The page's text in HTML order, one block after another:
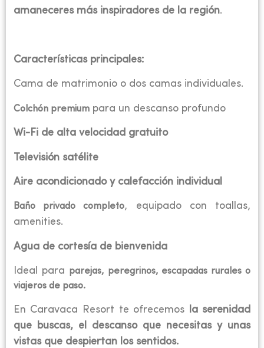
amaneceres más inspiradores de la región.
Características principales:
Cama de matrimonio o dos camas individuales.
Colchón premiumpara un descanso profundo
Wi-Fi de alta velocidad gratuito
Televisión satélite
Aire acondicionado y calefacción individual
Baño privado completo, equipado con toallas,
amenities.
Agua de cortesía de bienvenida
Ideal para parejas, peregrinos, escapadas rurales o
viajeros de paso.
En Caravaca Resort te ofrecemos
la serenidad
que buscas, el descanso que necesitas y unas
vistas que despiertan los sentidos.